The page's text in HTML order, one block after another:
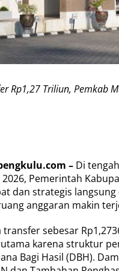
Rp1,27 Triliun, Pemkab
– Di
Pemerintah
dan strategis
anggaran makin
sebesar
karena struktur
Bagi Hasil (DBH).